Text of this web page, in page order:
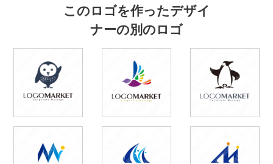
このロゴを作ったデザイ
ナーの別のロゴ